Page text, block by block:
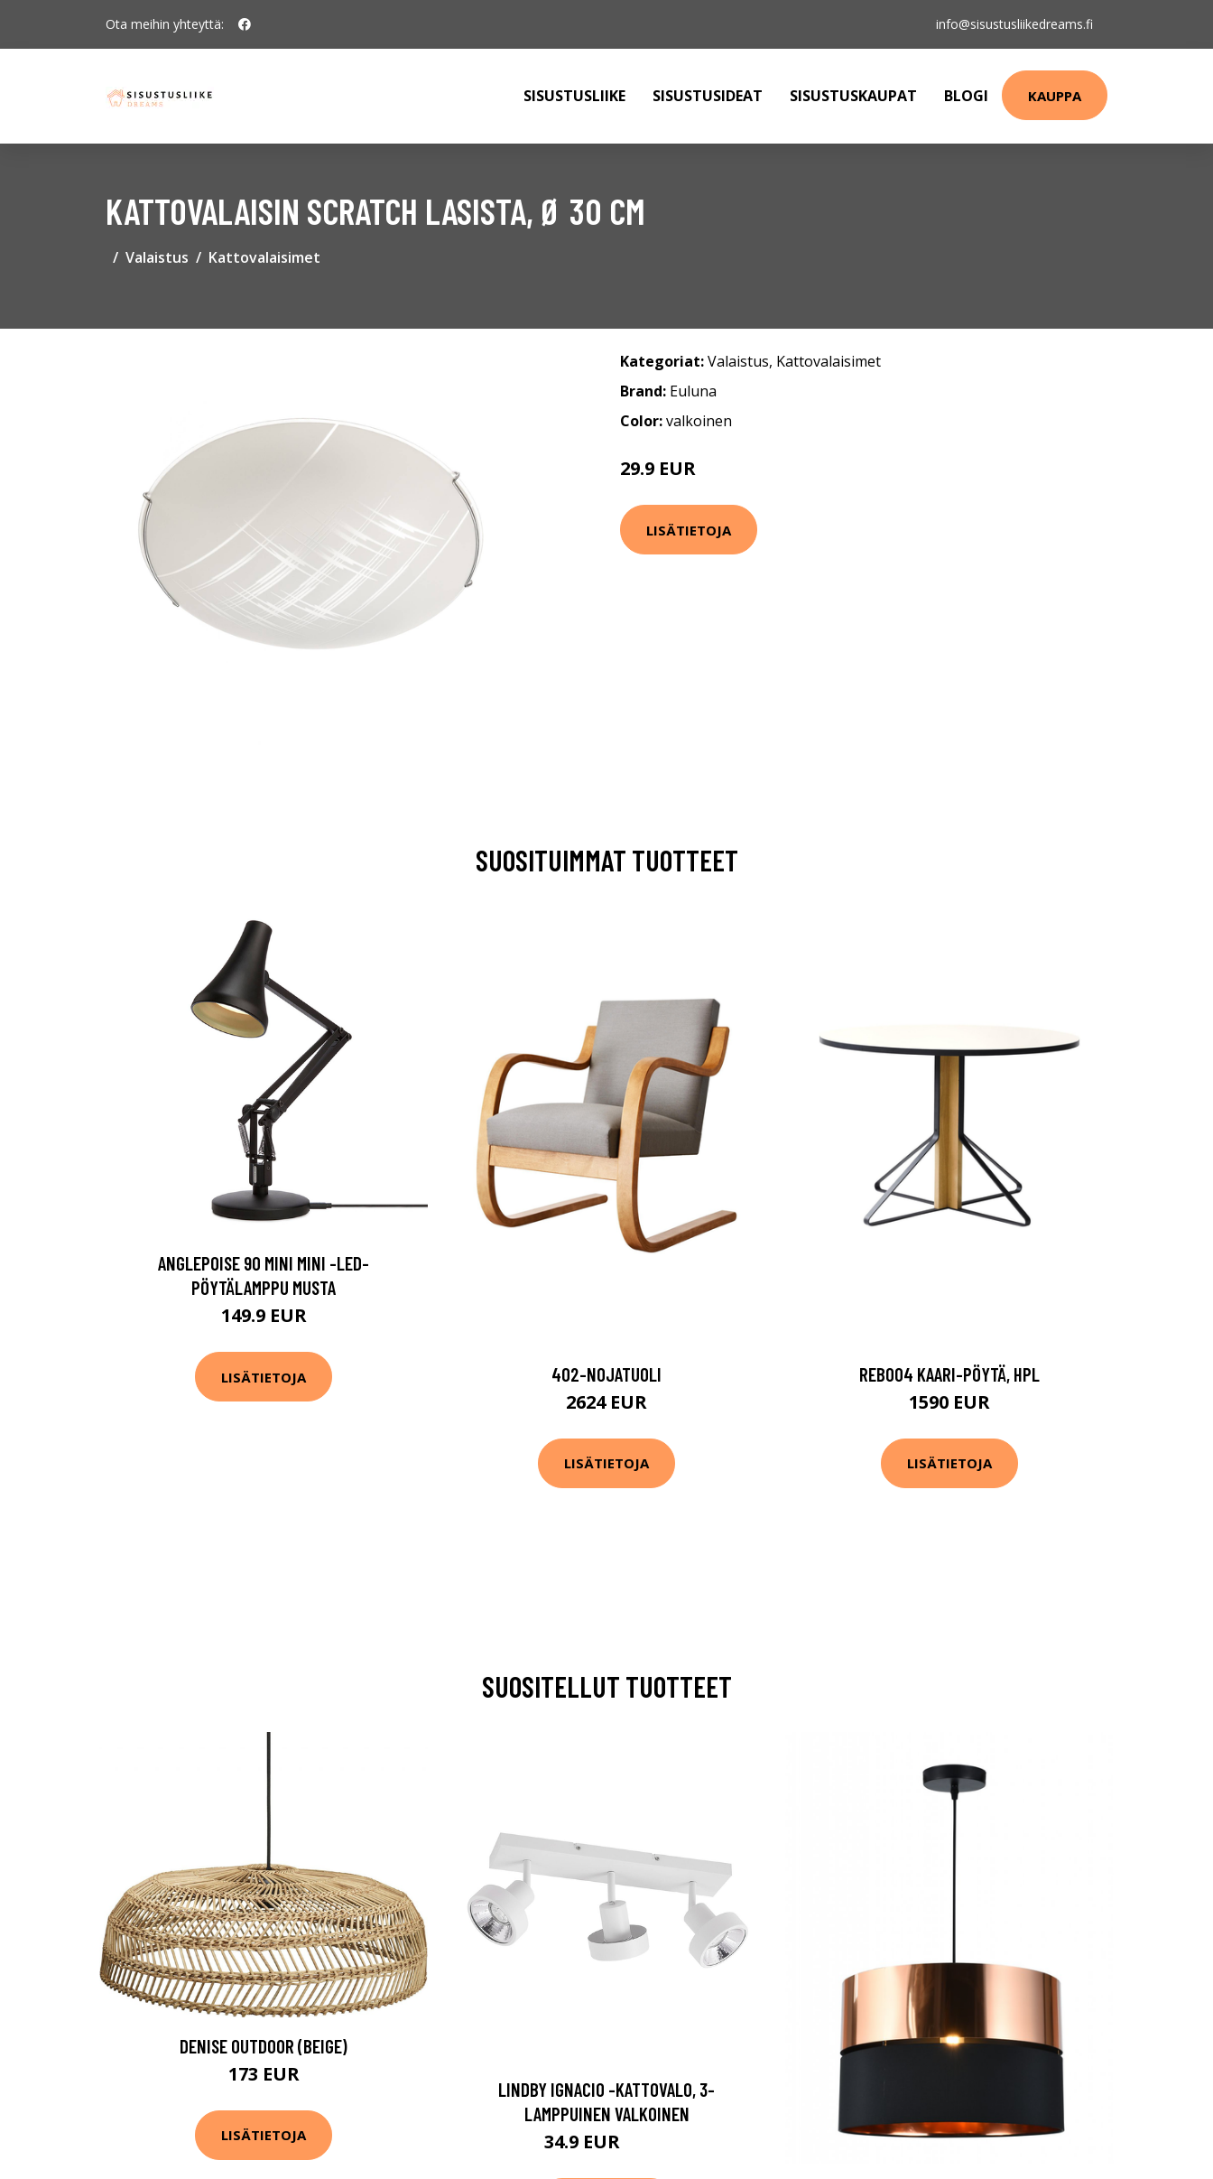
Ota meihin yhteyttä: info@sisustusliikedreams.fi
SISUSTUSLIIKE SISUSTUSIDEAT SISUSTUSKAUPAT BLOGI KAUPPA
KATTOVALAISIN SCRATCH LASISTA, Ø 30 CM
Valaistus Kattovalaisimet
Kategoriat:Valaistus, Kattovalaisimet
Brand: Euluna
Color:valkoinen
29.9 EUR
LISÄTIETOJA
SUOSITUIMMAT TUOTTEET
ANGLEPOISE 90 MINI MINI -LED-
PÖYTÄLAMPPU MUSTA
149.9 EUR
LISÄTIETOJA 402-NOJATUOLI
2624 EUR
LISÄTIETOJA
REB004 KAARI-PÖYTÄ, HPL
1590 EUR
LISÄTIETOJA
SUOSITELLUT TUOTTEET
DENISE OUTDOOR (BEIGE)
173 EUR
LISÄTIETOJA
LINDBY IGNACIO -KATTOVALO, 3-
LAMPPUINEN VALKOINEN
34.9 EUR